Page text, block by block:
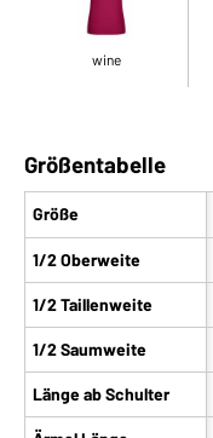
wine
Größentabelle
Größe
1/2 Oberweite
1/2 Taillenweite
1/2 Saumweite
Länge ab Schulter